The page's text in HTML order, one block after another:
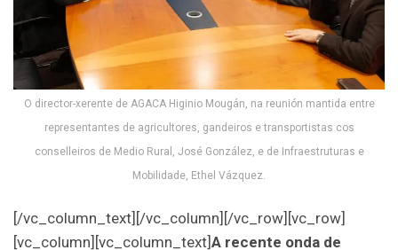
O director-xerente de AGACA Higinio Mougán, na reunión mantida entre
representantes de agricultores, gandeiros e transportistas cos
conselleiros de Medio Rural, José González, e de Infraestruturas e
Mobilidade, Ethel Vázquez.
[/vc_column_text][/vc_column][/vc_row][vc_row]
[vc_column][vc_column_text]A recente onda de